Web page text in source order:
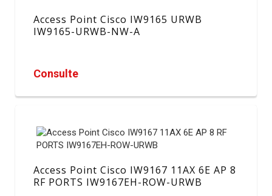
Access Point Cisco IW9165 URWB
IW9165-URWB-NW-A
Consulte
Access Point Cisco IW9167 11AX 6E AP 8
RF PORTS IW9167EH-ROW-URWB